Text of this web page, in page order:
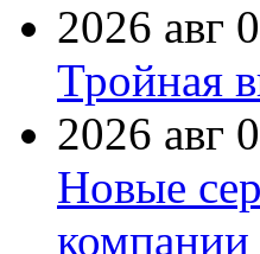
2026 авг
Тройная
2026 авг
Новые
компании